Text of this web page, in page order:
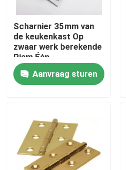
Producten
Ongeveer ons
Fabrieksreis
Kwaliteitscontrole
Scharnier 35mm van
de keukenkast Op
zwaar werk berekende
Riem Één
Manierscharnier
Aanvraag sturen